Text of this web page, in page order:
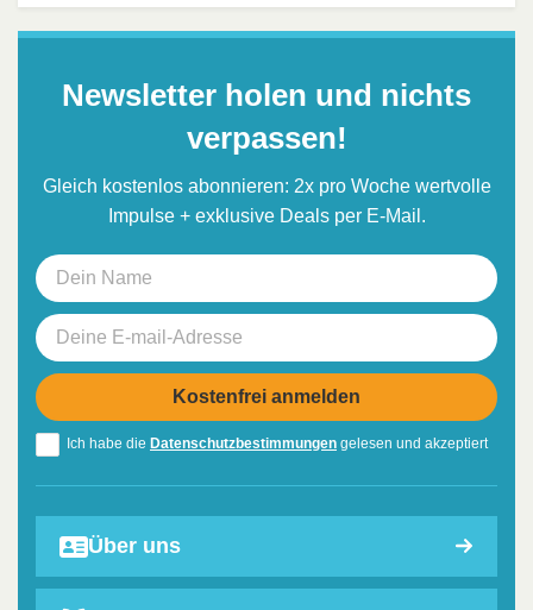
Newsletter holen und nichts
verpassen!
Gleich kostenlos abonnieren: 2x pro Woche wertvolle
Impulse + exklusive Deals per E-Mail.
Ich habe die Datenschutzbestimmungen gelesen und akzeptiert
Über uns